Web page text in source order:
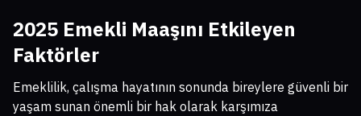
2025 Emekli Maaşını Etkileyen
Faktörler
Emeklilik, çalışma hayatının sonunda bireylere güvenli bir
yaşam sunan önemli bir hak olarak karşımıza